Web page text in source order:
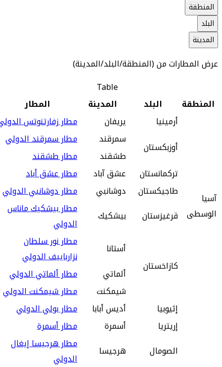
المنطقة
البلد
المدينة
عرض المطارات من (المنطقة/البلد/المدينة)
Table
المنطقة
البلد المدينة المطار
آسيا
الوسطى
أرمينيا يريفان
مطار زفارتنوتس
أوزبكستان
سمرقند
مطار سمرقند الدولي
طشقند
مطار طشقند
تركمانستان
عشق آباد
مطار عشق أباد
طاجيكستان
دوشانبي
مطار دوشانبي الدولي
قرغيزستان
بيشكيك
مطار بيشكيك ماناس
الدولي
كازاخستان
أستانا
مطار نور سلطان
نزارباييف الدولي
ألماتي
مطار ألماتي الدولي
شيمكنت
مطار شيمكنت الدولي
إثيوبيا أديس أبابا
مطار بولي الدولي
إريتريا
أسمرة
مطار أسمرة
الصومال
هرجيسا
مطار هرجيسا إيغال
الدولي